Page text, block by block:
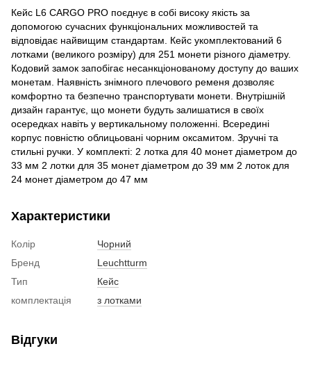
Кейс L6 CARGO PRO поєднує в собі високу якість за
допомогою сучасних функціональних можливостей та
відповідає найвищим стандартам. Кейс укомплектований 6
лотками (великого розміру) для 251 монети різного діаметру.
Кодовий замок запобігає несанкціонованому доступу до ваших
монетам. Наявність знімного плечового ременя дозволяє
комфортно та безпечно транспортувати монети. Внутрішній
дизайн гарантує, що монети будуть залишатися в своїх
осередках навіть у вертикальному положенні. Всередині
корпус повністю облицьовані чорним оксамитом. Зручні та
стильні ручки. У комплекті: 2 лотка для 40 монет діаметром до
33 мм 2 лотки для 35 монет діаметром до 39 мм 2 лоток для
24 монет діаметром до 47 мм
Характеристики
Колір
Чорний
Бренд
Leuchtturm
Тип
Кейс
комплектація
з лотками
Відгуки